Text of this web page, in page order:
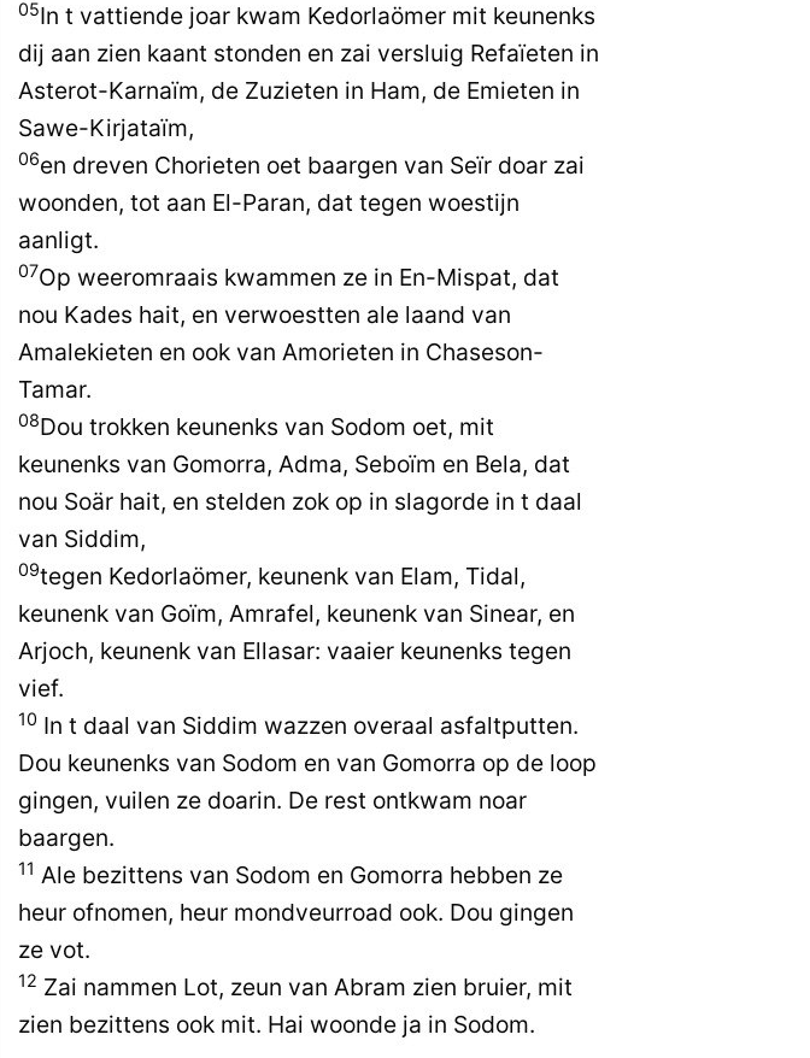
05In t vattiende joar kwam Kedorlaömer mit keunenks
dij aan zien kaant stonden en zai versluig Refaïeten in
Asterot-Karnaïm, de Zuzieten in Ham, de Emieten in
Sawe-Kirjataïm,
06en dreven Chorieten oet baargen van Seïr doar zai
woonden, tot aan El-Paran, dat tegen woestijn
aanligt.
07Op weeromraais kwammen ze in En-Mispat, dat
nou Kades hait, en verwoestten ale laand van
Amalekieten en ook van Amorieten in Chaseson-
Tamar.
08Dou trokken keunenks van Sodom oet, mit
keunenks van Gomorra, Adma, Seboïm en Bela, dat
nou Soär hait, en stelden zok op in slagorde in t daal
van Siddim,
09tegen Kedorlaömer, keunenk van Elam, Tidal,
keunenk van Goïm, Amrafel, keunenk van Sinear, en
Arjoch, keunenk van Ellasar: vaaier keunenks tegen
vief.
10 In t daal van Siddim wazzen overaal asfaltputten.
Dou keunenks van Sodom en van Gomorra op de loop
gingen, vuilen ze doarin. De rest ontkwam noar
baargen.
11 Ale bezittens van Sodom en Gomorra hebben ze
heur ofnomen, heur mondveurroad ook. Dou gingen
ze vot.
12 Zai nammen Lot, zeun van Abram zien bruier, mit
zien bezittens ook mit. Hai woonde ja in Sodom.